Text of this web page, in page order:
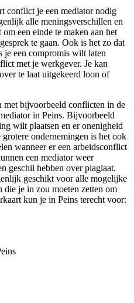
conflict je een mediator nodig
alle meningsverschillen en
een einde te maken aan het
te gaan. Ook is het zo dat
je een compromis wilt laten
met je werkgever. Je kan
te laat uitgekeerd loon of
met bijvoorbeeld conflicten in de
in Peins. Bijvoorbeeld
wilt plaatsen en er onenigheid
ondernemingen is het ook
wanneer er een arbeidsconflict
een mediator weer
geschil hebben over plagiaat.
geschikt voor alle mogelijke
die je in zou moeten zetten om
kun je in Peins terecht voor: